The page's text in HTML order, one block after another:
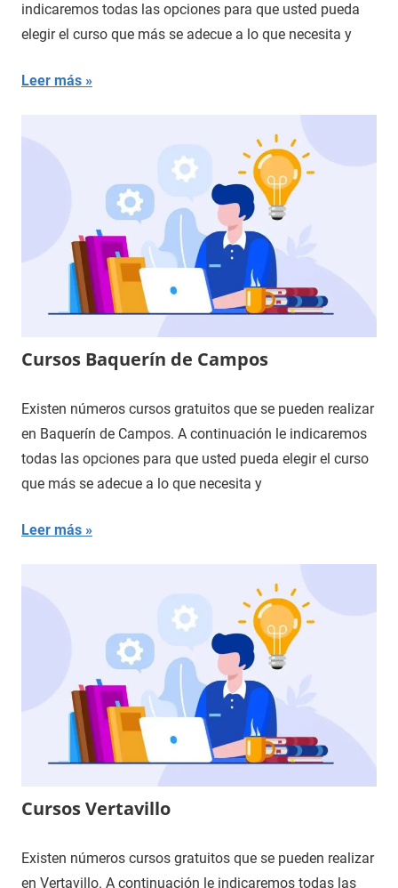
indicaremos todas las opciones para que usted pueda
elegir el curso que más se adecue a lo que necesita y
Leer más
Cursos Baquerín de Campos
Existen números cursos gratuitos que se pueden realizar
en Baquerín de Campos. A continuación le indicaremos
todas las opciones para que usted pueda elegir el curso
que más se adecue a lo que necesita y
Leer más
Cursos Vertavillo
Existen números cursos gratuitos que se pueden realizar
en Vertavillo. A continuación le indicaremos todas las